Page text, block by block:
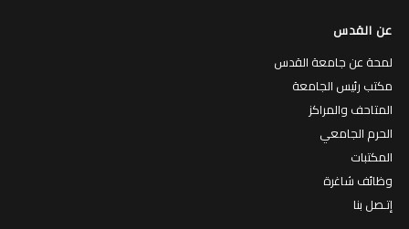
عن القدس
لمحة عن جامعة القدس
مكتب رئيس الجامعة
المتاحف والمراكز
الحرم الجامعي
المكتبات
وظائف شاغرة
إتـصل بنا